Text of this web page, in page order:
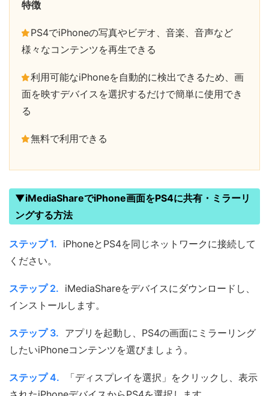
特徴
PS4でiPhoneの写真やビデオ、音楽、音声など
様々なコンテンツを再生できる
利用可能なiPhoneを自動的に検出できるため、画
面を映すデバイスを選択するだけで簡単に使用でき
る
無料で利用できる
▼iMediaShareでiPhone画面をPS4に共有・ミラーリ
ングする方法
ステップ 1. iPhoneとPS4を同じネットワークに接続して
ください。
ステップ 2. iMediaShareをデバイスにダウンロードし、
インストールします。
ステップ 3. アプリを起動し、PS4の画面にミラーリング
したいiPhoneコンテンツを選びましょう。
ステップ 4.
「ディスプレイを選択」をクリックし、表示